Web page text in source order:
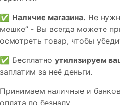
✅ Наличие магазина. Не
мешке” - Вы всегда можете
осмотреть товар, чтобы
✅ Бесплатно утилизируем
заплатим за неё деньги.
Принимаем наличные и
оплата по безналу.